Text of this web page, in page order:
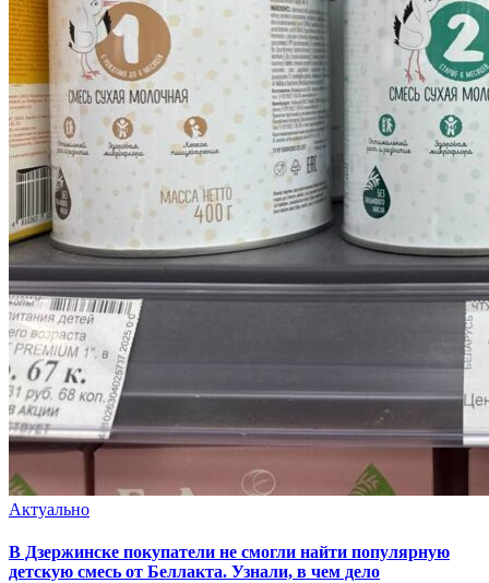
Актуально
В Дзержинске покупатели не смогли найти популярную
детскую смесь от Беллакта. Узнали, в чем дело